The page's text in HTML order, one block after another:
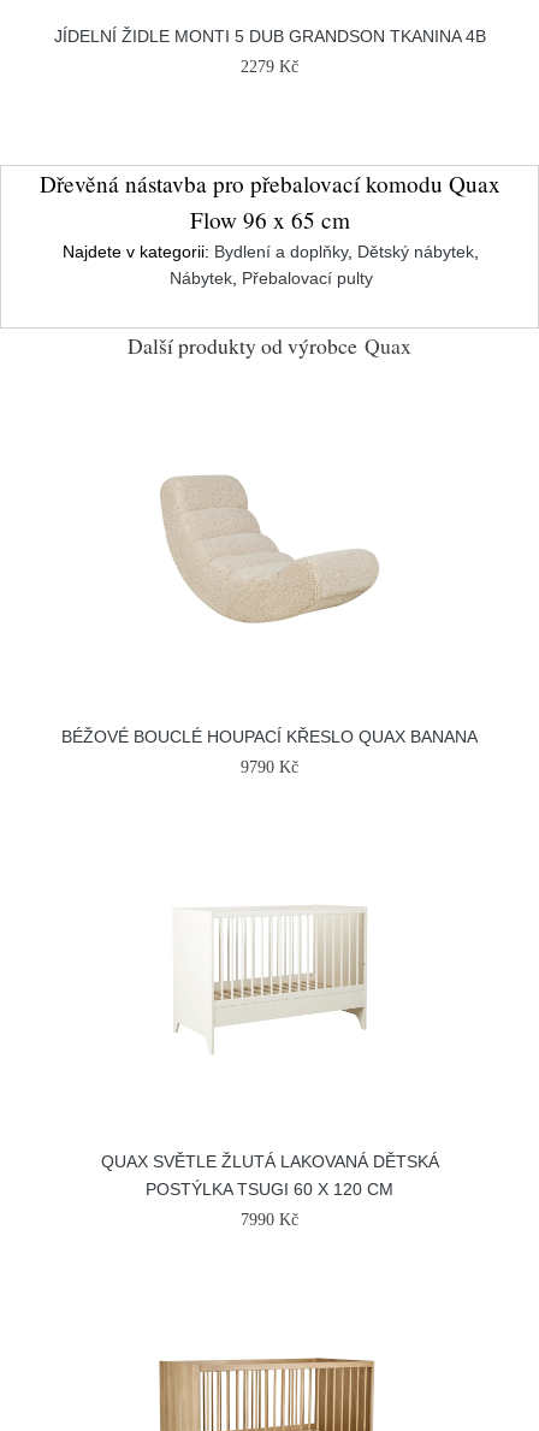
JÍDELNÍ ŽIDLE MONTI 5 DUB GRANDSON TKANINA 4B
2279 Kč
Dřevěná nástavba pro přebalovací komodu Quax
Flow 96 x 65 cm
Najdete v kategorii: Bydlení a doplňky, Dětský nábytek
Nábytek, Přebalovací pulty
Další produkty od výrobce Quax
BÉŽOVÉ BOUCLÉ HOUPACÍ KŘESLO QUAX BANANA
9790 Kč
QUAX SVĚTLE ŽLUTÁ LAKOVANÁ DĚTSKÁ
POSTÝLKA TSUGI 60 X 120 CM
7990 Kč